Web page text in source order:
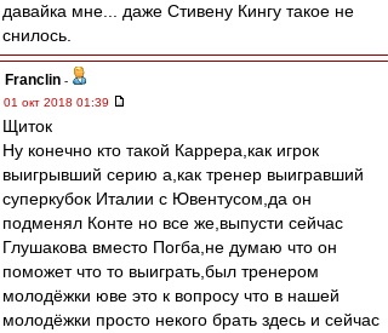
давайка мне... даже Стивену Кингу такое не
снилось.
Franclin -
01 окт 2018 01:39
Щиток
Ну конечно кто такой Каррера,как игрок
выигрывший серию а,как тренер выигравший
суперкубок Италии с Ювентусом,да он
подменял Конте но все же,выпусти сейчас
Глушакова вместо Погба,не думаю что он
поможет что то выиграть,был тренером
молодёжки юве это к вопросу что в нашей
молодёжки просто некого брать здесь и сейчас